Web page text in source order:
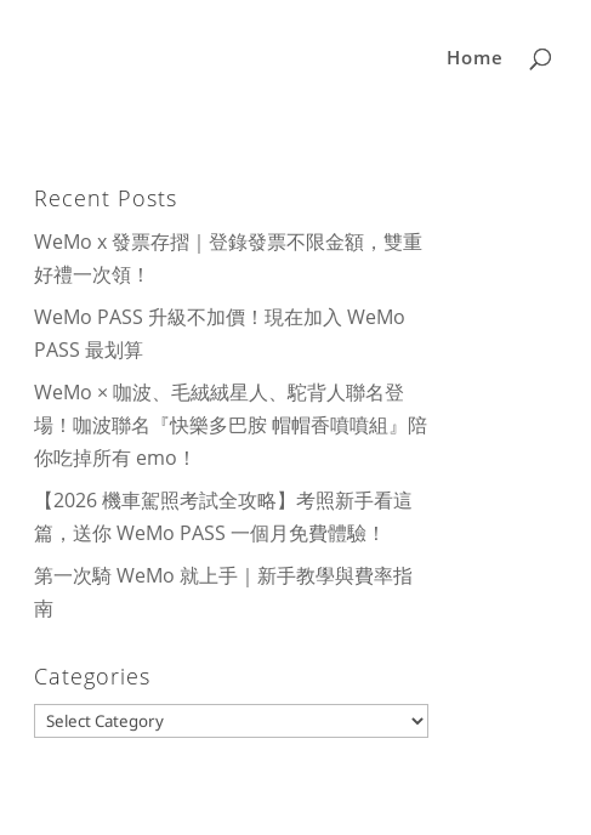
Home
Recent Posts
WeMo x 發票存摺｜登錄發票不限金額，雙重
好禮一次領！
WeMo PASS 升級不加價！現在加入 WeMo
PASS 最划算
WeMo × 咖波、毛絨絨星人、駝背人聯名登
場！咖波聯名『快樂多巴胺 帽帽香噴噴組』陪
你吃掉所有 emo！
【2026 機車駕照考試全攻略】考照新手看這
篇，送你 WeMo PASS 一個月免費體驗！
第一次騎 WeMo 就上手｜新手教學與費率指
南
Categories
Categories